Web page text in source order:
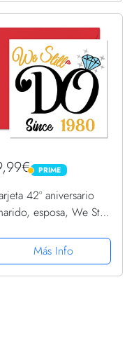
PRIME
PRIME
42º aniversario
esposa, We Still
Gifts Happy 42º
boda pareja,
felicitación 145
Más Info